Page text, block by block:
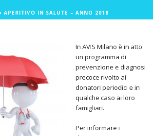
APERITIVO IN SALUTE – ANNO 2018
In AVIS Milano è in atto
un programma di
prevenzione e diagnosi
precoce rivolto ai
donatori periodici e in
qualche caso ai loro
famigliari.
Per informare i